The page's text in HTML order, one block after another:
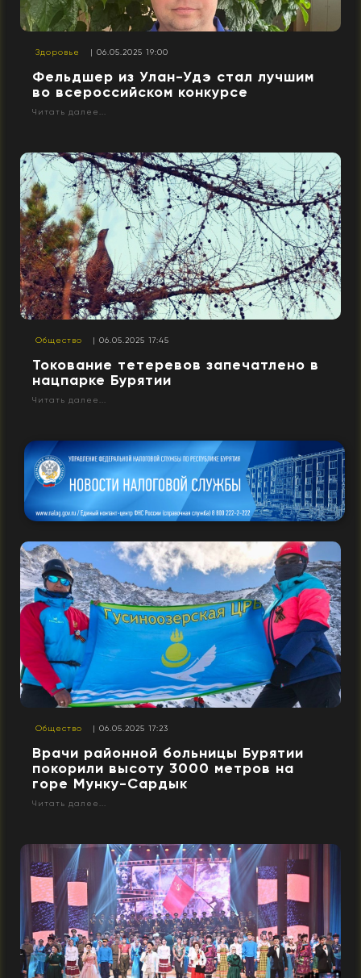
Здоровье | 06.05.2025 19:00
Фельдшер из Улан-Удэ стал лучшим
во всероссийском конкурсе
Читать далее...
Общество | 06.05.2025 17:45
Токование тетеревов запечатлено в
нацпарке Бурятии
Читать далее...
Общество | 06.05.2025 17:23
Врачи районной больницы Бурятии
покорили высоту 3000 метров на
горе Мунку-Сардык
Читать далее...